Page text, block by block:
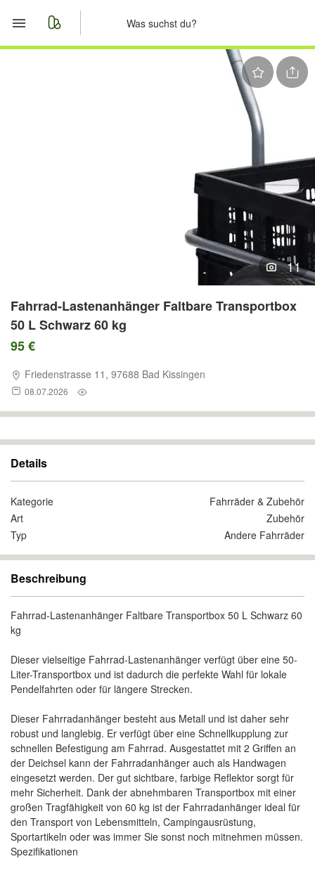
11
Fahrrad-Lastenanhänger Faltbare Transportbox
50 L Schwarz 60 kg
95 €
Friedenstrasse 11, 97688 Bad Kissingen
08.07.2026
Details
Kategorie
Fahrräder & Zubehör
Art
Zubehör
Typ
Andere Fahrräder
Beschreibung
Fahrrad-Lastenanhänger Faltbare Transportbox 50 L Schwarz 60
kg
Dieser vielseitige Fahrrad-Lastenanhänger verfügt über eine 50-
Liter-Transportbox und ist dadurch die perfekte Wahl für lokale
Pendelfahrten oder für längere Strecken.
Dieser Fahrradanhänger besteht aus Metall und ist daher sehr
robust und langlebig. Er verfügt über eine Schnellkupplung zur
schnellen Befestigung am Fahrrad. Ausgestattet mit 2 Griffen an
der Deichsel kann der Fahrradanhänger auch als Handwagen
eingesetzt werden. Der gut sichtbare, farbige Reflektor sorgt für
mehr Sicherheit. Dank der abnehmbaren Transportbox mit einer
großen Tragfähigkeit von 60 kg ist der Fahrradanhänger ideal für
den Transport von Lebensmitteln, Campingausrüstung,
Sportartikeln oder was immer Sie sonst noch mitnehmen müssen.
Spezifikationen